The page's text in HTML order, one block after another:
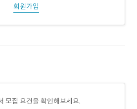
회원가입
모집 요건을 확인해보세요.